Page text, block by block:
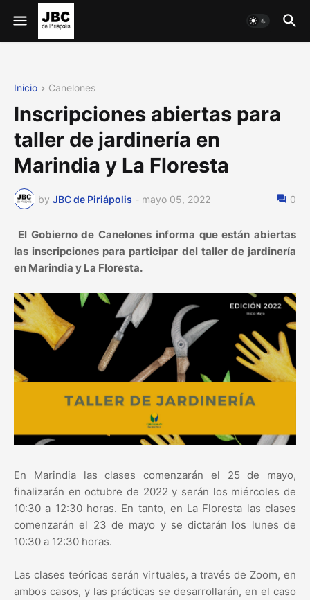
Inicio Canelones
Inscripciones abiertas para
taller de jardinería en
Marindia y La Floresta
by JBC de Piriápolis - mayo 05, 2022 0
El Gobierno de Canelones informa que están abiertas
las inscripciones para participar del taller de jardinería
en Marindia y La Floresta.
En Marindia las clases comenzarán el 25 de mayo,
finalizarán en octubre de 2022 y serán los miércoles de
10:30 a 12:30 horas. En tanto, en La Floresta las clases
comenzarán el 23 de mayo y se dictarán los lunes de
10:30 a 12:30 horas.
Las clases teóricas serán virtuales, a través de Zoom, en
ambos casos, y las prácticas se desarrollarán, en el caso